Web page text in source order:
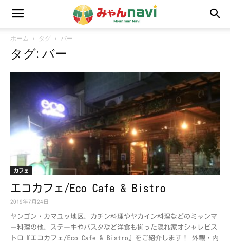
ホーム タグ バー
タグ: バー
カフェ
エコカフェ/Eco Cafe & Bistro
2019年7月24日
ヤンゴン・カマユッ地区、カチン料理やヤカイン料理などのミャンマ
ー料理の他、ステーキやパスタなど洋食も揃った隠れ家オシャレビス
トロ『エコカフェ/Eco Cafe & Bistro』をご紹介します！ 外観・内